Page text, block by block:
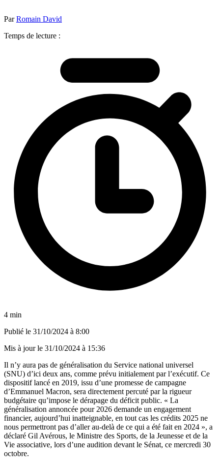
ParRomain David
Temps de lecture :
4 min
Publié le 31/10/2024 à 8:00
Mis à jour le 31/10/2024 à 15:36
Il n’y aura pas de généralisation du Service national universel
(SNU) d’ici deux ans, comme prévu initialement par l’exécutif. Ce
dispositif lancé en 2019, issu d’une promesse de campagne
d’Emmanuel Macron, sera directement percuté par la rigueur
budgétaire qu’impose le dérapage du déficit public. « La
généralisation annoncée pour 2026 demande un engagement
financier, aujourd’hui inatteignable, en tout cas les crédits 2025 ne
nous permettront pas d’aller au-delà de ce qui a été fait en 2024 », a
déclaré Gil Avérous, le Ministre des Sports, de la Jeunesse et de la
Vie associative, lors d’une audition devant le Sénat, ce mercredi 30
octobre.